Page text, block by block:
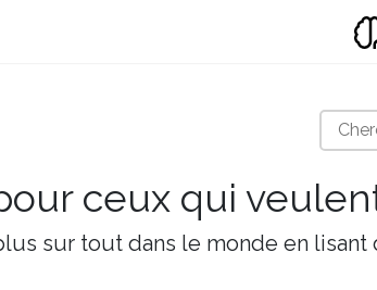
ceux qui
sur tout dans le monde en